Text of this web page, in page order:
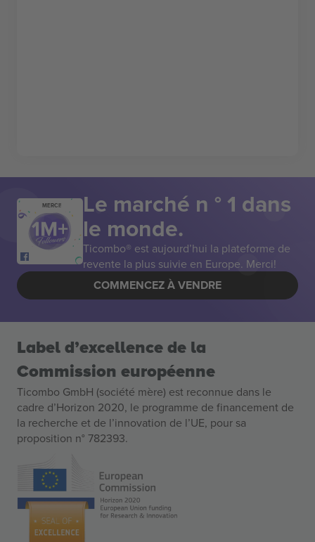
MERCI! Le marché n ° 1 dans
le monde.
Ticombo® est aujourd’hui la plateforme de
revente la plus suivie en Europe. Merci!
COMMENCEZ À VENDRE
Label d’excellence de la
Commission européenne
Ticombo GmbH (société mère) est reconnue dans le
cadre d’Horizon 2020, le programme de financement de
la recherche et de l’innovation de l’UE, pour sa
proposition n° 782393.